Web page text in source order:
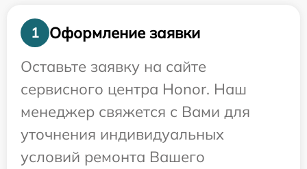
1
Оформление заявки
Оставьте заявку на сайте
сервисного центра Honor. Наш
менеджер свяжется с Вами для
уточнения индивидуальных
условий ремонта Вашего